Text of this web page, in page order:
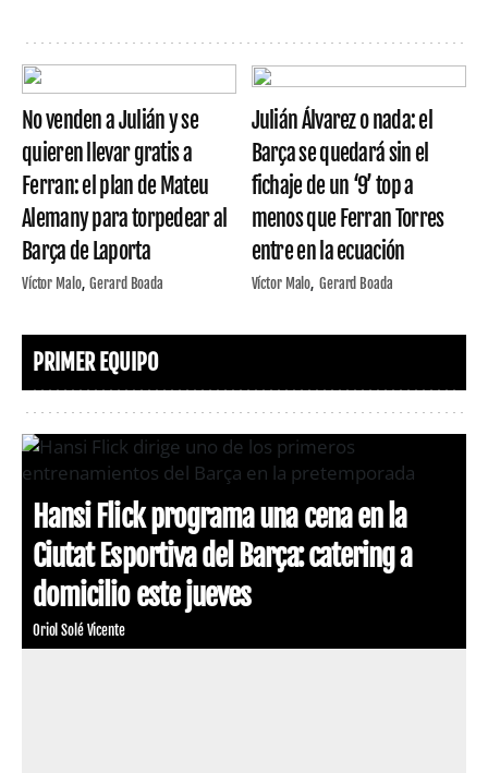
No venden a Julián y se
quieren llevar gratis a
Ferran: el plan de Mateu
Alemany para torpedear al
Barça de Laporta
Víctor Malo Gerard Boada
Julián Álvarez o nada: el
Barça se quedará sin el
fichaje de un ‘9’ top a
menos que Ferran Torres
entre en la ecuación
Víctor Malo Gerard Boada
PRIMER EQUIPO
Hansi Flick programa una cena en la
Ciutat Esportiva del Barça: catering a
domicilio este jueves
Oriol Solé Vicente